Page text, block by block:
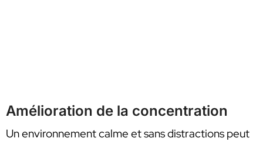
Amélioration de la concentration
Un environnement calme et sans distractions peut